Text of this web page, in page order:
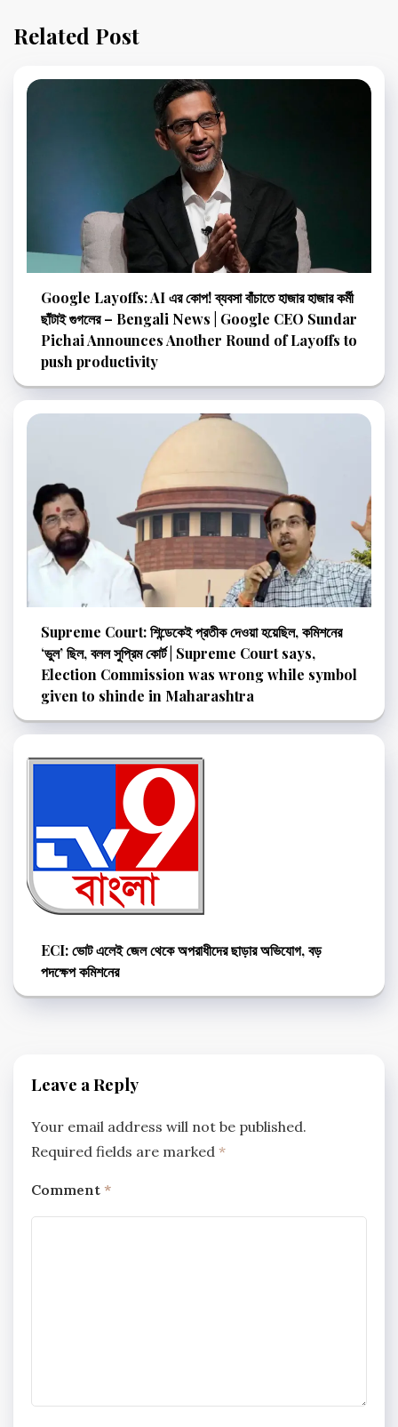
Related Post
Google Layoffs: AI এর কোপ! ব্যবসা বাঁচাতে হাজার হাজার কর্মী
ছাঁটাই গুগলের – Bengali News | Google CEO Sundar
Pichai Announces Another Round of Layoffs to
push productivity
Supreme Court: শিন্ডেকেই প্রতীক দেওয়া হয়েছিল, কমিশনের
‘ভুল’ ছিল, বলল সুপ্রিম কোর্ট | Supreme Court says,
Election Commission was wrong while symbol
given to shinde in Maharashtra
ECI: ভোট এলেই জেল থেকে অপরাধীদের ছাড়ার অভিযোগ, বড়
পদক্ষেপ কমিশনের
Leave a Reply
Your email address will not be published.
Required fields are marked *
Comment *